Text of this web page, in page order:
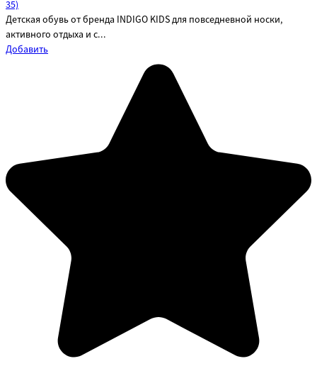
35)
Детская обувь от бренда INDIGO KIDS для повседневной носки,
активного отдыха и с...
Добавить